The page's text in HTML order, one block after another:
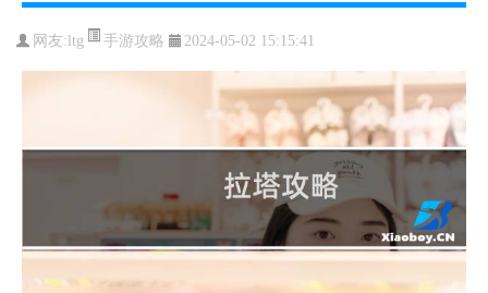
网友: ltg 手游攻略 2024-05-02 15:15:41